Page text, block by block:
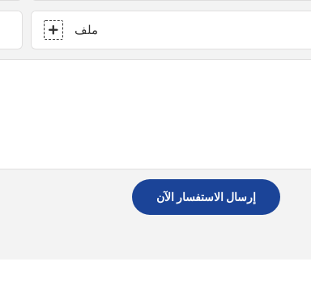
ملف
إرسال الاستفسار الآن